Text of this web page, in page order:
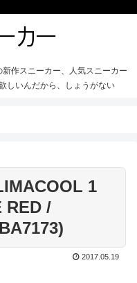
作スニーカー、人気スニーカー
しいんだから、しょうがない
1
RED /
2017.05.19